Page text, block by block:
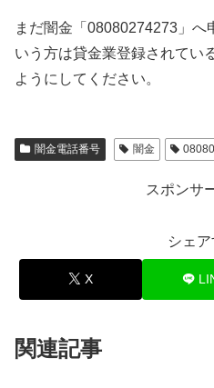
まだ闇金「08080274273」へ
いう方は貸金業登録されてい
ようにしてください。
闇金電話番号 闇金
スポンサ
シェア
X
関連記事